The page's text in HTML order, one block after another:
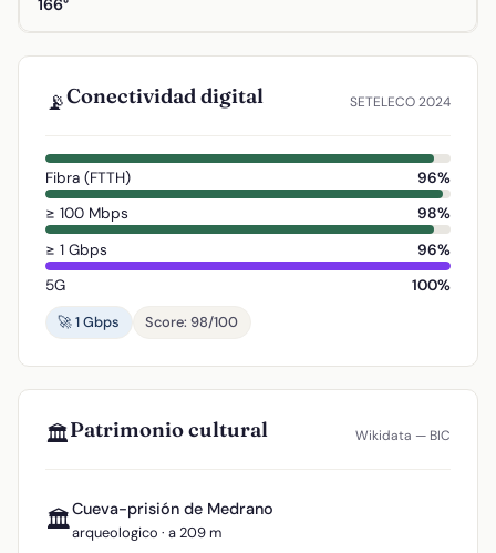
166°
📡Conectividad digital SETELECO 2024
Fibra (FTTH)
96%
≥ 100 Mbps
98%
≥ 1 Gbps
96%
5G
100%
🚀 1 Gbps
Score: 98/100
🏛️Patrimonio cultural Wikidata — BIC
🏛️Cueva-prisión de Medrano
arqueologico · a 209 m